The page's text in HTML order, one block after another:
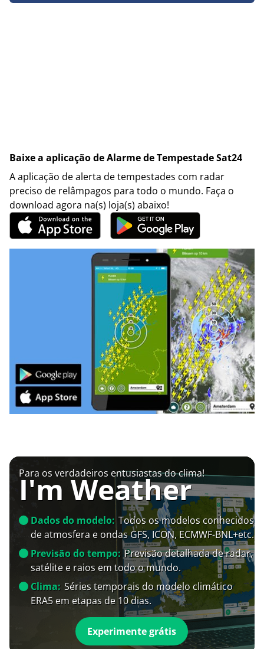
Baixe a aplicação de Alarme de Tempestade Sat24
A aplicação de alerta de tempestades com radar
preciso de relâmpagos para todo o mundo. Faça o
download agora na(s) loja(s) abaixo!
Para os verdadeiros entusiastas do clima!
I'm Weather
Dados do modelo: Todos os modelos conhecidos
de atmosfera e ondas GFS, ICON, ECMWF-BNL+etc.
Previsão do tempo: Previsão detalhada de radar,
satélite e raios em todo o mundo.
Clima: Séries temporais do modelo climático
ERA5 em etapas de 10 dias.
Experimente grátis